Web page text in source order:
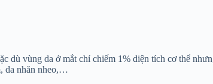
dù vùng da ở mắt chỉ chiếm 1% diện tích cơ thể
da nhăn nheo,…